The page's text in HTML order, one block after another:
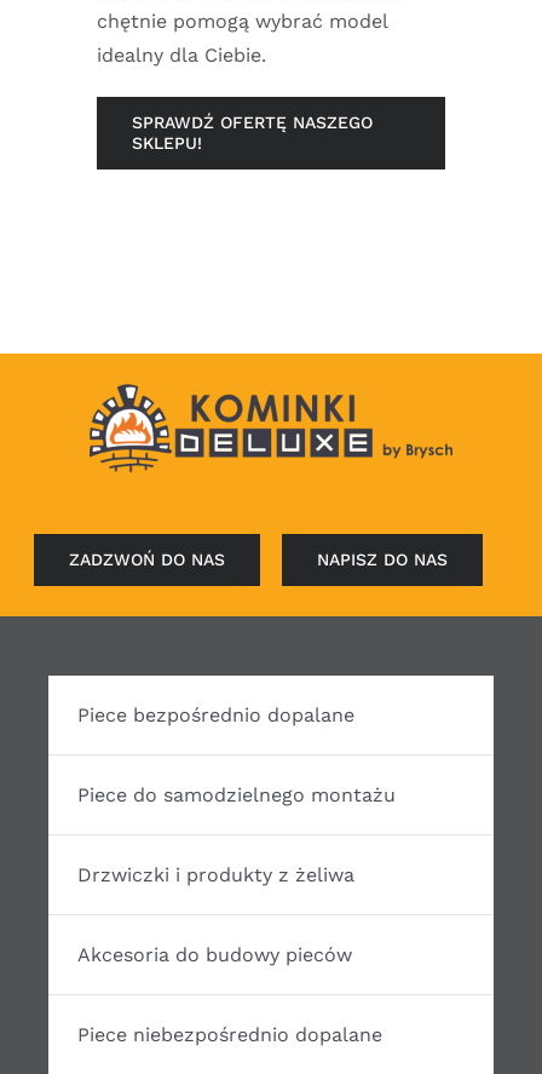
chętnie pomogą wybrać model
idealny dla Ciebie.
SPRAWDŹ OFERTĘ NASZEGO
SKLEPU!
ZADZWOŃ DO NAS NAPISZ DO NAS
Piece bezpośrednio dopalane
Piece do samodzielnego montażu
Drzwiczki i produkty z żeliwa
Akcesoria do budowy pieców
Piece niebezpośrednio dopalane